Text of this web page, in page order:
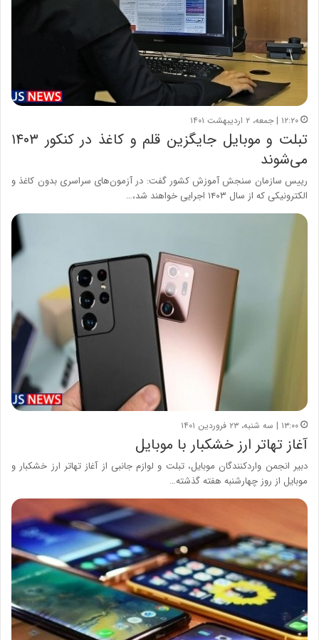
۱۲:۲۰ | جمعه، ۲ اردیبهشت ۱۴۰۱
تبلت و موبایل جایگزین قلم و کاغذ در کنکور ۱۴۰۳
می‌شوند
رییس سازمان سنجش آموزش کشور گفت: در آزمون‌های سراسری بدون کاغذ و
الکترونیکی که از سال ۱۴۰۳ اجرایی خواهند شد،…
۱۳:۰۰ | سه شنبه، ۲۳ فروردین ۱۴۰۱
آغاز تهاتر ارز خشکبار با موبایل
دبیر انجمن واردکنندگان موبایل، تبلت و لوازم جانبی از آغاز تهاتر ارز خشکبار و
موبایل از روز چهارشنبه هفته گذشته…